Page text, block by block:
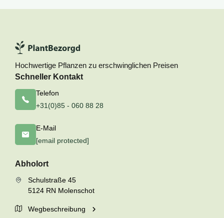
Hochwertige Pflanzen zu erschwinglichen Preisen
Schneller Kontakt
Telefon
+31(0)85 - 060 88 28
E-Mail
[email protected]
Abholort
Schulstraße 45
5124 RN Molenschot
Wegbeschreibung